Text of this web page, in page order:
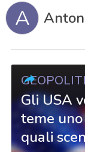
A
Gli USA
teme
quali